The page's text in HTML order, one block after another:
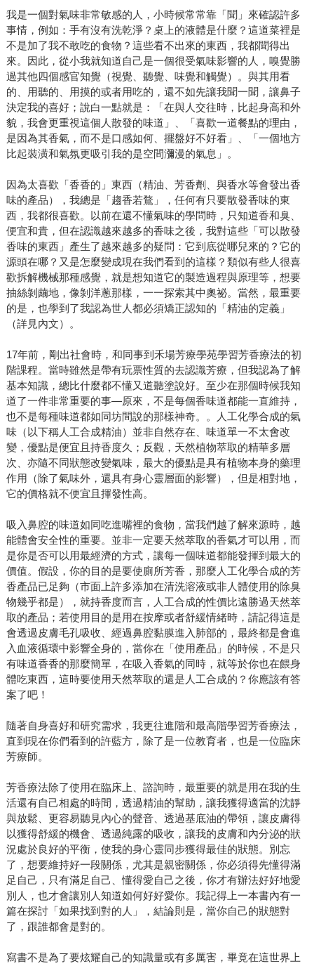
我是一個對氣味非常敏感的人，小時候常常靠「聞」來確認許多
事情，例如：手有沒有洗乾淨？桌上的液體是什麼？這道菜裡是
不是加了我不敢吃的食物？這些看不出來的東西，我都聞得出
來。因此，從小我就知道自己是一個很受氣味影響的人，嗅覺勝
過其他四個感官知覺（視覺、聽覺、味覺和觸覺）。與其用看
的、用聽的、用摸的或者用吃的，還不如先讓我聞一聞，讓鼻子
決定我的喜好；說白一點就是：「在與人交往時，比起身高和外
貌，我會更重視這個人散發的味道」、「喜歡一道餐點的理由，
是因為其香氣，而不是口感如何、擺盤好不好看」、「一個地方
比起裝潢和氣氛更吸引我的是空間瀰漫的氣息」。
因為太喜歡「香香的」東西（精油、芳香劑、與香水等會發出香
味的產品），我總是「趨香若鶩」，任何有只要散發香味的東
西，我都很喜歡。以前在還不懂氣味的學問時，只知道香和臭、
便宜和貴，但在認識越來越多的香味之後，我對這些「可以散發
香味的東西」產生了越來越多的疑問：它到底從哪兒來的？它的
源頭在哪？又是怎麼變成現在我們看到的這樣？類似有些人很喜
歡拆解機械那種感覺，就是想知道它的製造過程與原理等，想要
抽絲剝繭地，像剝洋蔥那樣，一一探索其中奧祕。當然，最重要
的是，也學到了我認為世人都必須矯正認知的「精油的定義」
（詳見內文）。
17年前，剛出社會時，和同事到禾場芳療學苑學習芳香療法的初
階課程。當時雖然是帶有玩票性質的去認識芳療，但我認為了解
基本知識，總比什麼都不懂又道聽塗說好。至少在那個時候我知
道了一件非常重要的事—原來，不是每個香味道都能一直維持，
也不是每種味道都如同坊間說的那樣神奇。。人工化學合成的氣
味（以下稱人工合成精油）並非自然存在、味道單一不太會改
變，優點是便宜且持香度久；反觀，天然植物萃取的精華多層
次、亦隨不同狀態改變氣味，最大的優點是具有植物本身的藥理
作用（除了氣味外，還具有身心靈層面的影響），但是相對地，
它的價格就不便宜且揮發性高。
吸入鼻腔的味道如同吃進嘴裡的食物，當我們越了解來源時，越
能體會安全性的重要。並非一定要天然萃取的香氣才可以用，而
是你是否可以用最經濟的方式，讓每一個味道都能發揮到最大的
價值。假設，你的目的是要使廁所芳香，那麼人工化學合成的芳
香產品已足夠（市面上許多添加在清洗溶液或非人體使用的除臭
物幾乎都是），就持香度而言，人工合成的性價比遠勝過天然萃
取的產品；若使用目的是用在按摩或者舒緩情緒時，請記得這是
會透過皮膚毛孔吸收、經過鼻腔黏膜進入肺部的，最終都是會進
入血液循環中影響全身的，當你在「使用產品」的時候，不是只
有味道香香的那麼簡單，在吸入香氣的同時，就等於你也在餵身
體吃東西，這時要使用天然萃取的還是人工合成的？你應該有答
案了吧！
隨著自身喜好和研究需求，我更往進階和最高階學習芳香療法，
直到現在你們看到的許藍方，除了是一位教育者，也是一位臨床
芳療師。
芳香療法除了使用在臨床上、諮詢時，最重要的就是用在我的生
活還有自己相處的時間，透過精油的幫助，讓我獲得適當的沈靜
與放鬆、更容易聽見內心的聲音、透過基底油的帶領，讓皮膚得
以獲得舒緩的機會、透過純露的吸收，讓我的皮膚和內分泌的狀
況處於良好的平衡，使我的身心靈同步獲得最佳的狀態。別忘
了，想要維持好一段關係，尤其是親密關係，你必須得先懂得滿
足自己，只有滿足自己、懂得愛自己之後，你才有辦法好好地愛
別人，也才會讓別人知道如何好好愛你。我記得上一本書內有一
篇在探討「如果找到對的人」，結論則是，當你自己的狀態對
了，跟誰都會是對的。
寫書不是為了要炫耀自己的知識量或有多厲害，畢竟在這世界上